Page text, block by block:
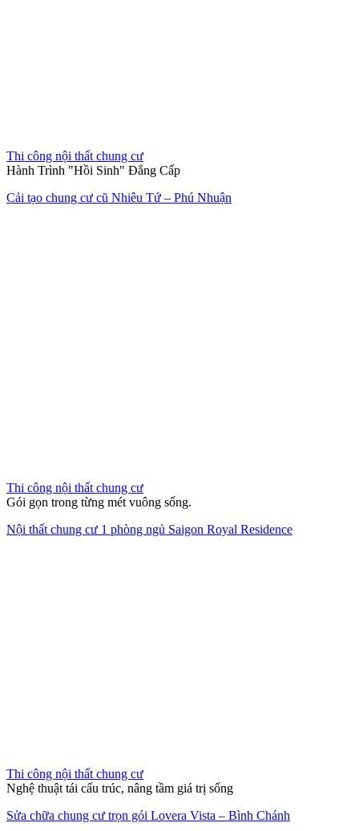
Thi công nội thất chung cư
Hành Trình "Hồi Sinh" Đẳng Cấp
Cải tạo chung cư cũ Nhiêu Tứ – Phú Nhuận
Thi công nội thất chung cư
Gói gọn trong từng mét vuông sống.
Nội thất chung cư 1 phòng ngủ Saigon Royal Residence
Thi công nội thất chung cư
Nghệ thuật tái cấu trúc, nâng tầm giá trị sống
Sửa chữa chung cư trọn gói Lovera Vista – Bình Chánh